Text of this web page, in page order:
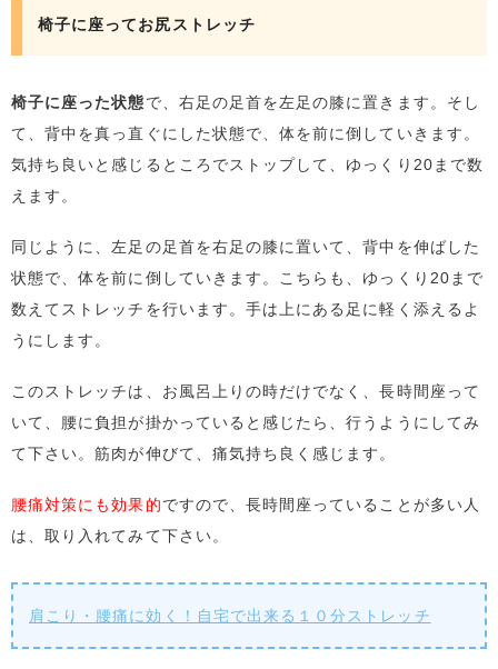
椅子に座ってお尻ストレッチ
椅子に座った状態で、右足の足首を左足の膝に置きます。そし
て、背中を真っ直ぐにした状態で、体を前に倒していきます。
気持ち良いと感じるところでストップして、ゆっくり20まで数
えます。
同じように、左足の足首を右足の膝に置いて、背中を伸ばした
状態で、体を前に倒していきます。こちらも、ゆっくり20まで
数えてストレッチを行います。手は上にある足に軽く添えるよ
うにします。
このストレッチは、お風呂上りの時だけでなく、長時間座って
いて、腰に負担が掛かっていると感じたら、行うようにしてみ
て下さい。筋肉が伸びて、痛気持ち良く感じます。
腰痛対策にも効果的ですので、長時間座っていることが多い人
は、取り入れてみて下さい。
肩こり・腰痛に効く！自宅で出来る１０分ストレッチ